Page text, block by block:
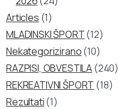
Articles (1)
MLADINSKI ŠPORT(12)
Nekategorizirano(10)
RAZPISI, OBVESTILA(240)
REKREATIVNI ŠPORT (18)
Rezultati(1)